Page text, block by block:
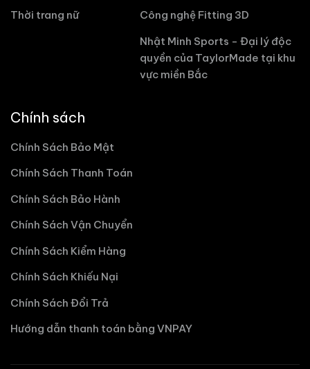
Thời trang nữ
Công nghệ Fitting 3D
Nhật Minh Sports - Đại lý độc
quyền của TaylorMade tại khu
vực miền Bắc
Chính sách
Chính Sách Bảo Mật
Chính Sách Thanh Toán
Chính Sách Bảo Hành
Chính Sách Vận Chuyển
Chính Sách Kiểm Hàng
Chính Sách Khiếu Nại
Chính Sách Đổi Trả
Hướng dẫn thanh toán bằng VNPAY